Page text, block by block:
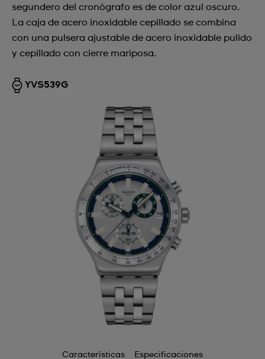
segundero del cronógrafo es de color azul oscuro.
La caja de acero inoxidable cepillado se combina
con una pulsera ajustable de acero inoxidable pulido
y cepillado con cierre mariposa.
YVS539G
Características Especificaciones